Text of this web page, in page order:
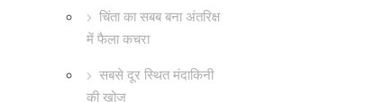
चिंता का सबब बना अंतरिक्ष
में फैला कचरा
सबसे दूर स्थित मंदाकिनी
की खोज